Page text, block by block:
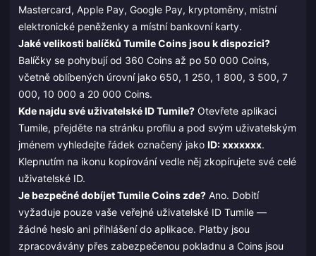
Mastercard, Apple Pay, Google Pay, kryptoměny, místní
elektronické peněženky a místní bankovní karty.
Jaké velikosti balíčků Tumile Coins jsou k dispozici?
Balíčky se pohybují od 360 Coins až po 50 000 Coins,
včetně oblíbených úrovní jako 650, 1 250, 1 800, 3 500, 7
000, 10 000 a 20 000 Coins.
Kde najdu své uživatelské ID Tumile? Otevřete aplikaci
Tumile, přejděte na stránku profilu a pod svým uživatelským
jménem vyhledejte řádek označený jako ID: xxxxxxx.
Klepnutím na ikonu kopírování vedle něj zkopírujete své celé
uživatelské ID.
Je bezpečné dobíjet Tumile Coins zde? Ano. Dobití
vyžaduje pouze vaše veřejné uživatelské ID Tumile —
žádné heslo ani přihlášení do aplikace. Platby jsou
zpracovávány přes zabezpečenou pokladnu a Coins jsou